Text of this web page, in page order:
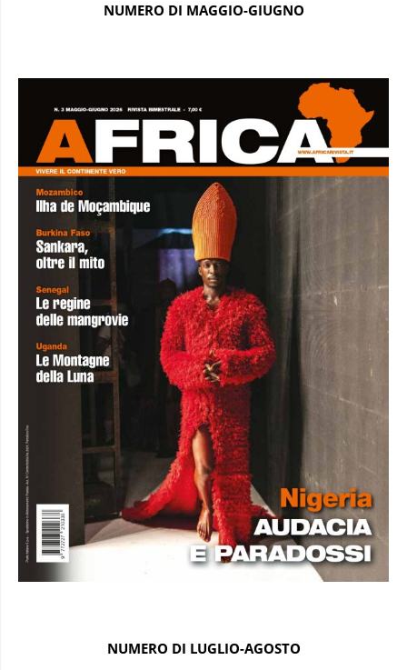
NUMERO DI MAGGIO-GIUGNO
NUMERO DI LUGLIO-AGOSTO